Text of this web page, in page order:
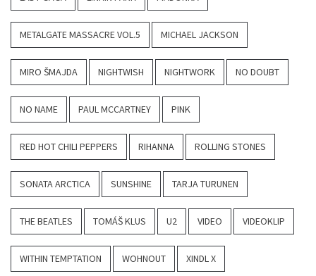
METALGATE MASSACRE VOL.5 MICHAEL JACKSON
MIRO ŠMAJDA NIGHTWISH NIGHTWORK NO DOUBT
NO NAME PAUL MCCARTNEY PINK
RED HOT CHILI PEPPERS RIHANNA ROLLING STONES
SONATA ARCTICA SUNSHINE TARJA TURUNEN
THE BEATLES TOMÁŠ KLUS U2 VIDEO VIDEOKLIP
WITHIN TEMPTATION WOHNOUT XINDL X